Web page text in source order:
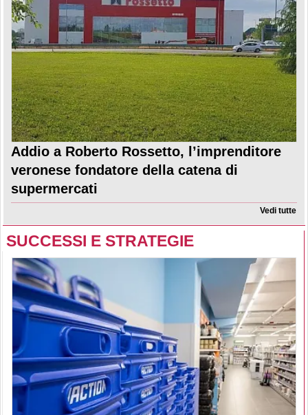
Addio a Roberto Rossetto, l’imprenditore
veronese fondatore della catena di
supermercati
Vedi tutte
SUCCESSI E STRATEGIE